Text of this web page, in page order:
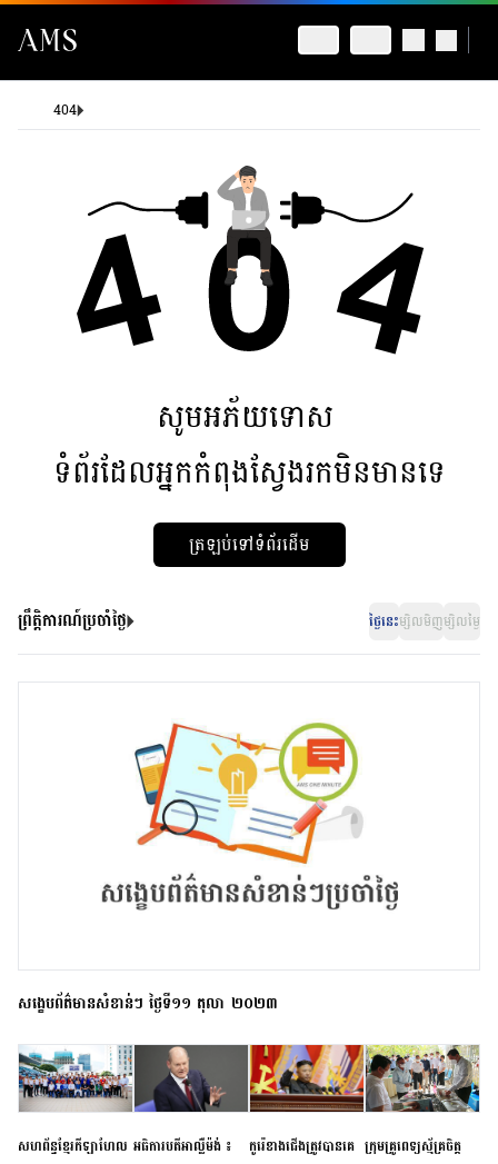
404
សូមអភ័យទោស
ទំព័រដែលអ្នកកំពុងស្វែងរកមិនមានទេ
ត្រឡប់ទៅទំព័រដើម
ព្រឹត្តិការណ៍ប្រចាំថ្ងៃ ថ្ងៃនេះម្សិលមិញម្សិលម្ងៃ
សង្ខេបព័ត៌មានសំខាន់ៗ ថ្ងៃទី១១ តុលា ២០២៣
សហព័ន្ធខ្មែរកីឡាហែល អធិការបតីអាល្លឺម៉ង់ ៖
កូរ៉េខាងជើងត្រូវបានគេ ក្រុមគ្រូពេទ្យស្ម័គ្រចិត្ត